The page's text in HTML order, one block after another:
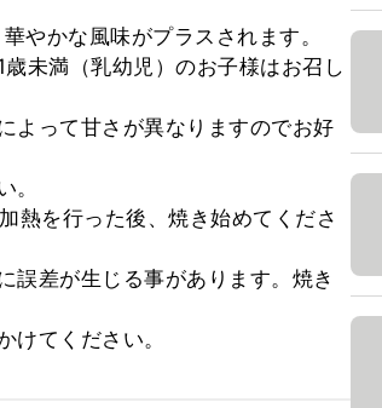
やかな風味がプラスされます。
未満（乳幼児）のお子様はお召し
よって甘さが異なりますのでお好
。
熱を行った後、焼き始めてくださ
誤差が生じる事があります。焼き
けてください。